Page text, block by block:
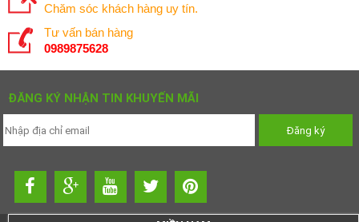
Chăm sóc khách hàng uy tín.
Tư vấn bán hàng
0989875628
ĐĂNG KÝ NHẬN TIN KHUYẾN MÃI